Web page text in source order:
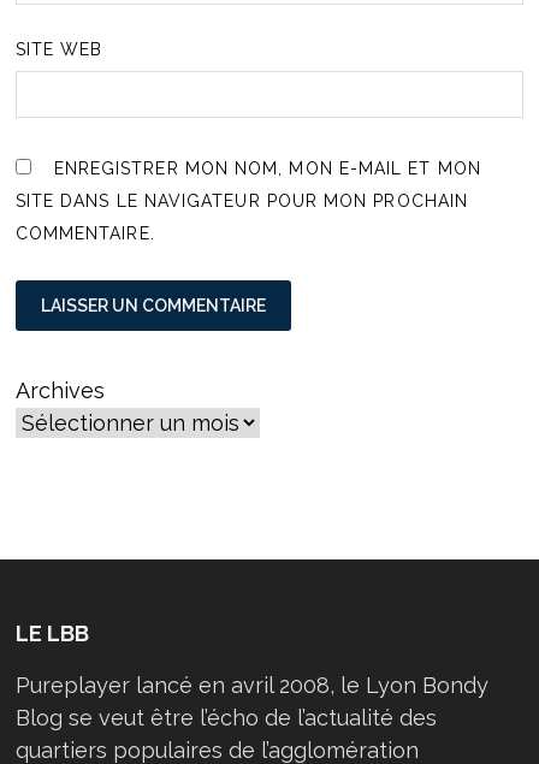
SITE WEB
ENREGISTRER MON NOM, MON E-MAIL ET MON
SITE DANS LE NAVIGATEUR POUR MON PROCHAIN
COMMENTAIRE.
Archives
LE LBB
Pureplayer lancé en avril 2008, le Lyon Bondy
Blog se veut être l’écho de l’actualité des
quartiers populaires de l’agglomération